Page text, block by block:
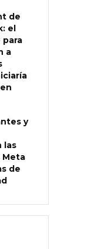
de
el
para
a
y
las
Meta
de